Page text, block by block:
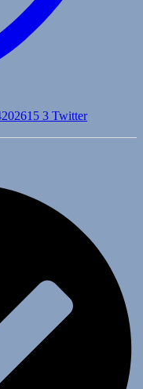
3 Twitter